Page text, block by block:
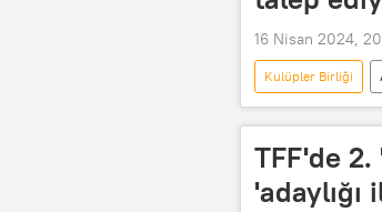
16 Nisan 2024,
Kulüpler Birliği
Kulüpler Birliği
TFF'de